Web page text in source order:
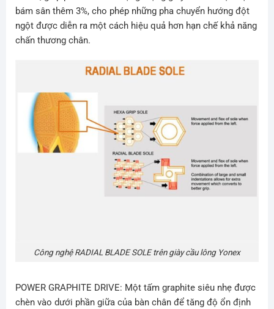
bám sân thêm 3%, cho phép những pha chuyển hướng đột
ngột được diễn ra một cách hiệu quả hơn hạn chế khả năng
chấn thương chân.
Công nghệ RADIAL BLADE SOLE trên giày cầu lông Yonex
POWER GRAPHITE DRIVE: Một tấm graphite siêu nhẹ được
chèn vào dưới phần giữa của bàn chân để tăng độ ổn định